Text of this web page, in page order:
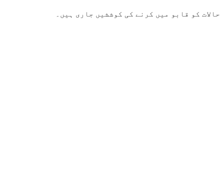
حالات کو قابو میں کرنے کی کوششیں جاری ہیں۔